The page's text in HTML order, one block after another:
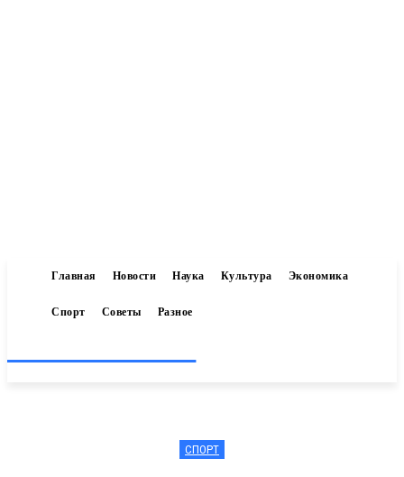
Главная Новости Наука Культура Экономика
Спорт Советы Разное
СПОРТ